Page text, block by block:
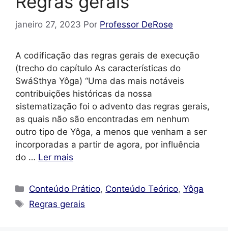
janeiro 27, 2023 Por Professor DeRose
A codificação das regras gerais de execução
(trecho do capítulo As características do
SwáSthya Yôga) “Uma das mais notáveis
contribuições históricas da nossa
sistematização foi o advento das regras gerais,
as quais não são encontradas em nenhum
outro tipo de Yôga, a menos que venham a ser
incorporadas a partir de agora, por influência
do … Ler mais
Categorias
Conteúdo Prático, Conteúdo Teórico,Yôga
Tags
Regras gerais